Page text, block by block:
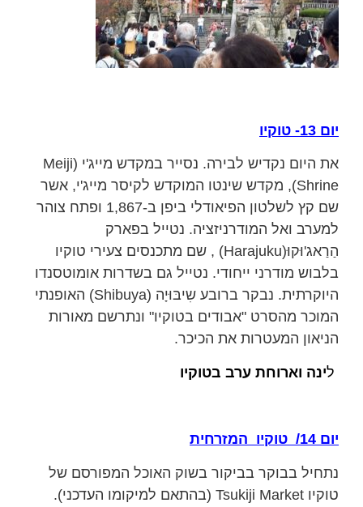
יום 13- טוקיו
את היום נקדיש לבירה. נסייר במקדש מייג'י (Meiji
Shrine), מקדש שינטו המוקדש לקיסר מייג'י, אשר
שם קץ לשלטון הפיאודלי ביפן ב-1,867 ופתח צוהר
למערב ואל המודרניזציה. נטייל בפארק
הַרַאג'וּקוּ(Harajuku) , שם מתכנסים צעירי טוקיו
בלבוש מודרני ייחודי. נטייל גם בשדרות אומוטסנדו
היוקרתית. נבקר ברובע שִיבּוּיָה (Shibuya) האופנתי
המוכר מהסרט "אבודים בטוקיו" ונתרשם מאורות
הניאון המעטרות את הכיכר.
לינה וארוחת ערב בטוקיו
יום 14/ טוקיו המזרחית
נתחיל בבוקר בביקור בשוק האוכל המפורסם של
טוקיו Tsukiji Market (בהתאם למיקומו העדכני).